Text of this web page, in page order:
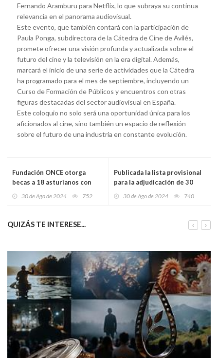
Fernando Aramburu para Netflix, lo que subraya su continua
relevancia en el panorama audiovisual.
Este evento, que también contará con la participación de
Paula Ponga, subdirectora de la Cátedra de Cine de Avilés,
promete ofrecer una visión profunda y actualizada sobre el
futuro del cine y la televisión en la era digital. Además,
marcará el inicio de una serie de actividades que la Cátedra
ha programado para el mes de septiembre, incluyendo un
Curso de Formación de Públicos y encuentros con otras
figuras destacadas del sector audiovisual en España.
Este coloquio no solo será una oportunidad única para los
aficionados al cine, sino también un espacio de reflexión
sobre el futuro de una industria en constante evolución.
Fundación ONCE otorga
becas a 18 asturianos con
su inclusión laboral
30 de Ago de 2024 752
Publicada la lista provisional
para la adjudicación de 30
jóvenes en el barrio de La Luz
30 de Ago de 2024 740
QUIZÁS TE INTERESE...